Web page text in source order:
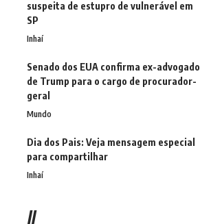
suspeita de estupro de vulnerável em
SP
Inhaí
Senado dos EUA confirma ex-advogado
de Trump para o cargo de procurador-
geral
Mundo
Dia dos Pais: Veja mensagem especial
para compartilhar
Inhaí
//